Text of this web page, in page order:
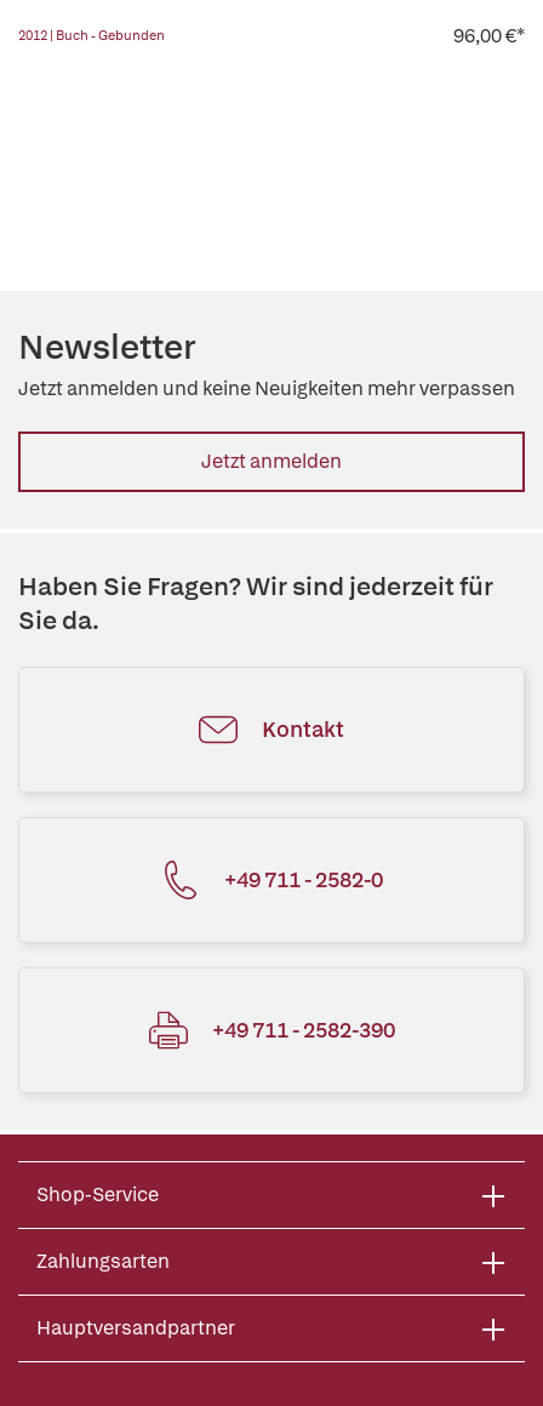
2012 | Buch - Gebunden 96,00 €*
Newsletter
Jetzt anmelden und keine Neuigkeiten mehr verpassen
Jetzt anmelden
Haben Sie Fragen? Wir sind jederzeit für
Sie da.
Kontakt
+49 711 - 2582-0
+49 711 - 2582-390
Shop-Service
Zahlungsarten
Hauptversandpartner